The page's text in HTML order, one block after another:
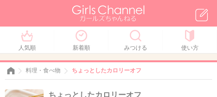
人気順 新着順 みつける 使い方
料理・食べ物 ちょっとしたカロリーオフ
ちょっとしたカロリーオフ